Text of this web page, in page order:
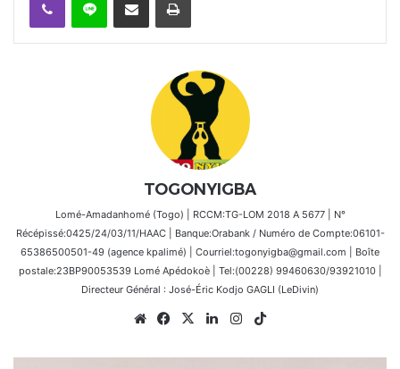
TOGONYIGBA
Lomé-Amadanhomé (Togo) | RCCM:TG-LOM 2018 A 5677 | N°
Récépissé:0425/24/03/11/HAAC | Banque:Orabank / Numéro de Compte:06101-
65386500501-49 (agence kpalimé) | Courriel:togonyigba@gmail.com | Boîte
postale:23BP90053539 Lomé Apédokoè | Tel:(00228) 99460630/93921010 |
Directeur Général : José-Éric Kodjo GAGLI (LeDivin)
WebsiteFacebook
X LinkedinInstagram